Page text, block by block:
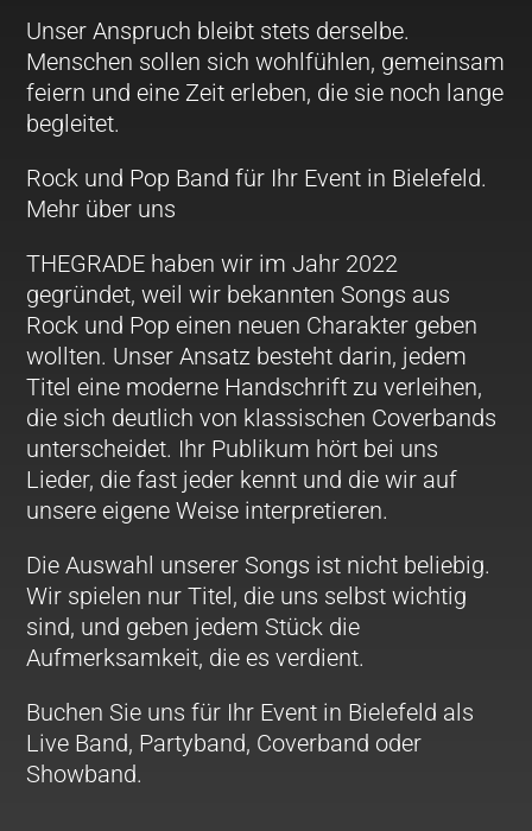
Unser Anspruch bleibt stets derselbe.
Menschen sollen sich wohlfühlen, gemeinsam
feiern und eine Zeit erleben, die sie noch lange
begleitet.
Rock und Pop Band für Ihr Event in Bielefeld.
Mehr über uns
THEGRADE haben wir im Jahr 2022
gegründet, weil wir bekannten Songs aus
Rock und Pop einen neuen Charakter geben
wollten. Unser Ansatz besteht darin, jedem
Titel eine moderne Handschrift zu verleihen,
die sich deutlich von klassischen Coverbands
unterscheidet. Ihr Publikum hört bei uns
Lieder, die fast jeder kennt und die wir auf
unsere eigene Weise interpretieren.
Die Auswahl unserer Songs ist nicht beliebig.
Wir spielen nur Titel, die uns selbst wichtig
sind, und geben jedem Stück die
Aufmerksamkeit, die es verdient.
Buchen Sie uns für Ihr Event in Bielefeld als
Live Band, Partyband, Coverband oder
Showband.